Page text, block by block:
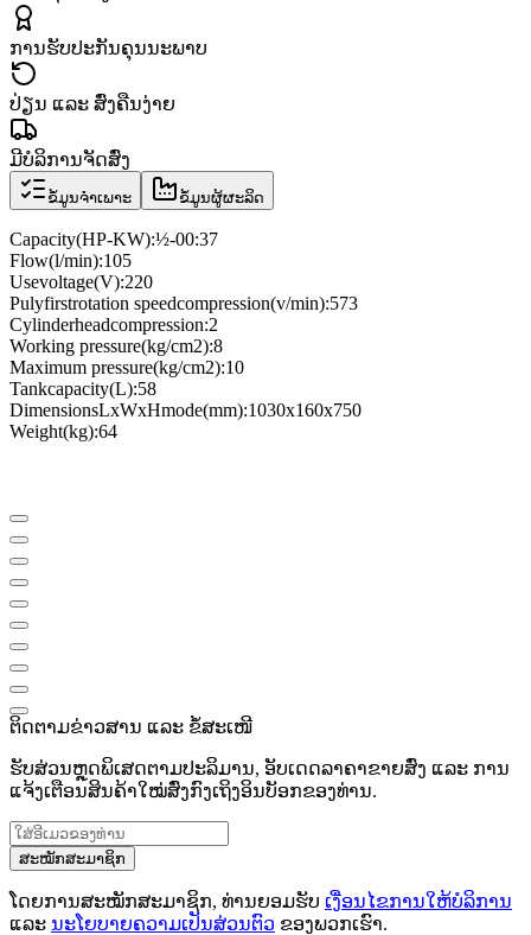
ການຮັບປະກັນຄຸນນະພາບ
ປ່ຽນ ແລະ ສົ່ງຄືນງ່າຍ
ມີບໍລິການຈັດສົ່ງ
ຂໍ້ມູນຈຳເພາະ ຂໍ້ມູນຜູ້ຜະລິດ
Capacity(HP-KW):½-00:37
Flow(l/min):105
Usevoltage(V):220
Pulyfirstrotation speedcompression(v/min):573
Cylinderheadcompression:2
Working pressure(kg/cm2):8
Maximum pressure(kg/cm2):10
Tankcapacity(L):58
DimensionsLxWxHmode(mm):1030x160x750
Weight(kg):64
ຕິດຕາມຂ່າວສານ ແລະ ຂໍ້ສະເໜີ
ຮັບສ່ວນຫຼຸດພິເສດຕາມປະລິມານ, ອັບເດດລາຄາຂາຍສົ່ງ ແລະ ການ
ແຈ້ງເຕືອນສິນຄ້າໃໝ່ສົ່ງກົງເຖິງອິນບັອກຂອງທ່ານ.
ສະໝັກສະມາຊິກ
ໂດຍການສະໝັກສະມາຊິກ, ທ່ານຍອມຮັບ ເງື່ອນໄຂການໃຫ້ບໍລິການ
ແລະ ນະໂຍບາຍຄວາມເປັນສ່ວນຕົວ ຂອງພວກເຮົາ.